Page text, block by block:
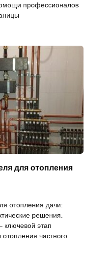
профессионалов
для отопления
отопления дачи:
решения.
ключевой этап
частного